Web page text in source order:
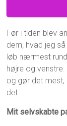
Før i tiden blev
dem, hvad jeg
løb nærmest
højre og
og gør det mest,
det.
Mit selvskabte